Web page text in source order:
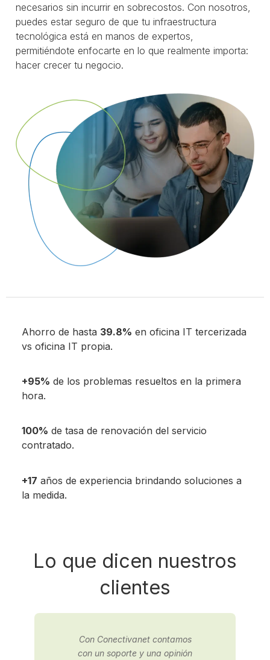
necesarios sin incurrir en sobrecostos. Con nosotros,
puedes estar seguro de que tu infraestructura
tecnológica está en manos de expertos,
permitiéndote enfocarte en lo que realmente importa:
hacer crecer tu negocio.
Ahorro de hasta 39.8% en oficina IT tercerizada
vs oficina IT propia.
+95% de los problemas resueltos en la primera
hora.
100% de tasa de renovación del servicio
contratado.
+17 años de experiencia brindando soluciones a
la medida.
Lo que dicen nuestros
clientes
Contactamos a Conectivanet
para una consultaría de